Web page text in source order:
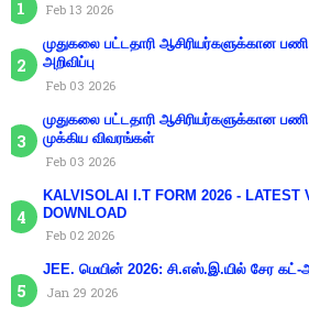
Feb 13 2026
முதுகலை பட்டதாரி ஆசிரியர்களுக்கான
அறிவிப்பு
Feb 03 2026
முதுகலை பட்டதாரி ஆசிரியர்களுக்கான
முக்கிய விவரங்கள்
Feb 03 2026
KALVISOLAI I.T FORM 2026 - LATEST
DOWNLOAD
Feb 02 2026
JEE. மெயின் 2026: சி.எஸ்.இ.யில் சேர
Jan 29 2026